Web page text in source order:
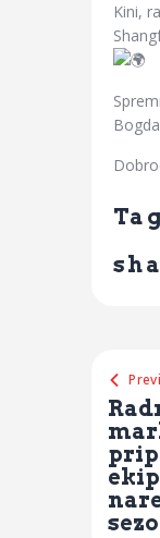
Kini,